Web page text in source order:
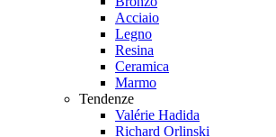
Acciaio
Legno
Resina
Ceramica
Marmo
Tendenze
Valérie Hadida
Richard Orlinski